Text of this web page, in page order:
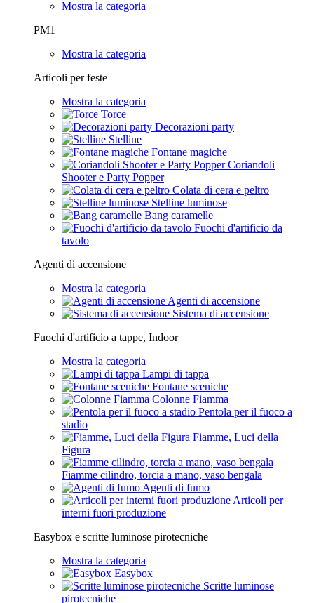
Mostra la categoria
PM1
Mostra la categoria
Articoli per feste
Mostra la categoria
Torce
Decorazioni party
Stelline
Fontane magiche
Coriandoli
Shooter e Party Popper
Colata di cera e peltro
Stelline luminose
Bang caramelle
Fuochi d'artificio da
tavolo
Agenti di accensione
Mostra la categoria
Agenti di accensione
Sistema di accensione
Fuochi d'artificio a tappe, Indoor
Mostra la categoria
Lampi di tappa
Fontane sceniche
Colonne Fiamma
Pentola per il fuoco a
stadio
Fiamme, Luci della
Figura
Fiamme cilindro, torcia a mano, vaso bengala
Agenti di fumo
Articoli per
interni fuori produzione
Easybox e scritte luminose pirotecniche
Mostra la categoria
Easybox
Scritte luminose
pirotecniche